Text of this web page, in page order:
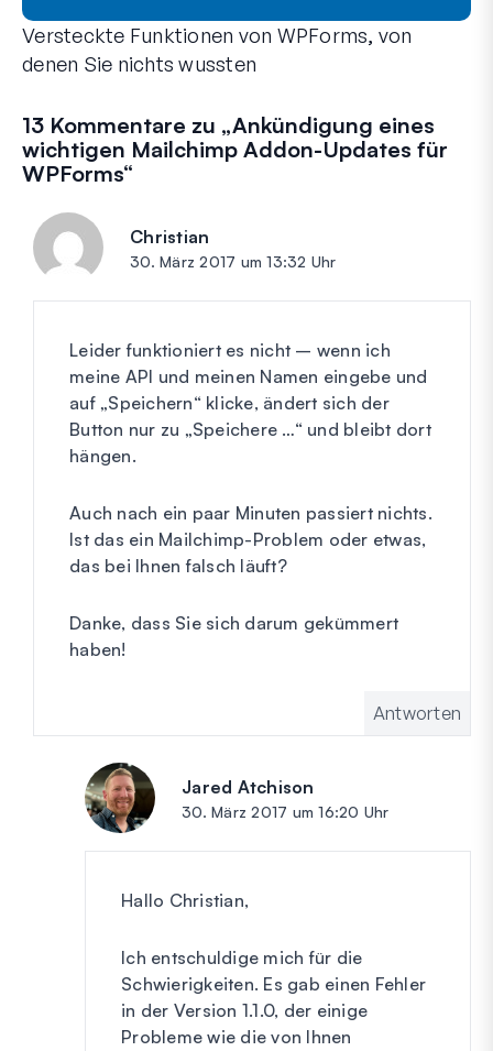
Versteckte Funktionen von WPForms, von
denen Sie nichts wussten
13 Kommentare zu „Ankündigung eines
wichtigen Mailchimp Addon-Updates für
WPForms“
Christian
30. März 2017 um 13:32 Uhr
Leider funktioniert es nicht – wenn ich
meine API und meinen Namen eingebe und
auf „Speichern“ klicke, ändert sich der
Button nur zu „Speichere …“ und bleibt dort
hängen.
Auch nach ein paar Minuten passiert nichts.
Ist das ein Mailchimp-Problem oder etwas,
das bei Ihnen falsch läuft?
Danke, dass Sie sich darum gekümmert
haben!
Antworten
Jared Atchison
30. März 2017 um 16:20 Uhr
Hallo Christian,
Ich entschuldige mich für die
Schwierigkeiten. Es gab einen Fehler
in der Version 1.1.0, der einige
Probleme wie die von Ihnen